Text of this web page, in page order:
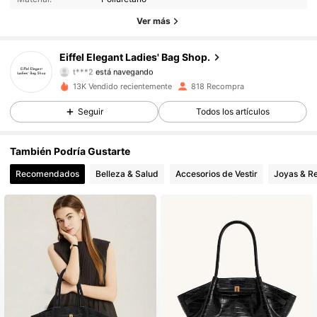
Ver más
Eiffel Elegant Ladies' Bag Shop.
8.8K Seguidores
t***2está navegando
4,67
8.8K Seguidores
4,67 8.8K Seguidores
4,67 8.8K Seguidores
4,67
4,67
4,67 8.8K Seguidores
4,67 8.8K Seguidores
13K Vendido recientemente 818 Recompra
Seguir Todos los artículos
También Podría Gustarte
Recomendados Belleza & Salud Accesorios de Vestir Joyas &